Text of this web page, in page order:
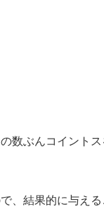
数ぶんコイント
、結果的に与え